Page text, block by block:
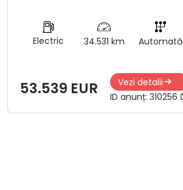
Electric 34.531 km Automată
53.539 EUR
Vezi detalii
ID anunț: 310256